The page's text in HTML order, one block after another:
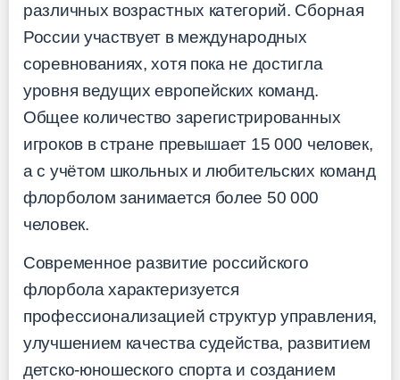
различных возрастных категорий. Сборная
России участвует в международных
соревнованиях, хотя пока не достигла
уровня ведущих европейских команд.
Общее количество зарегистрированных
игроков в стране превышает 15 000 человек,
а с учётом школьных и любительских команд
флорболом занимается более 50 000
человек.
Современное развитие российского
флорбола характеризуется
профессионализацией структур управления,
улучшением качества судейства, развитием
детско-юношеского спорта и созданием